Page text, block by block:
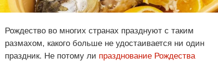
Рождество во многих странах празднуют с таким
размахом, какого больше не удостаивается ни один
праздник. Не потому ли празднование Рождества